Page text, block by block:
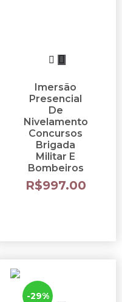
Imersão
Presencial
De
Nivelamento
Concursos
Brigada
Militar E
Bombeiros
R$997.00
-29%